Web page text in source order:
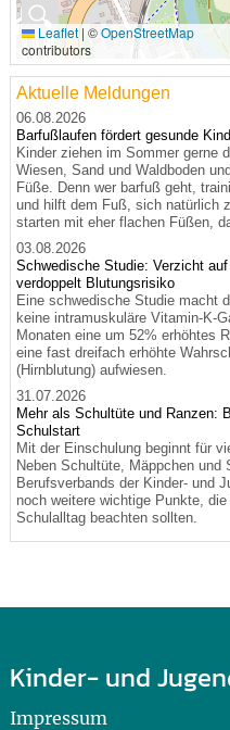
🔍
Leaflet| ©OpenStreetMap
contributors
Aktuelle Meldungen
06.08.2026
Barfußlaufen fördert gesunde
Kinder ziehen im Sommer gerne
Wiesen, Sand und Waldboden
Füße. Denn wer barfuß geht,
und hilft dem Fuß, sich natürlich
starten mit eher flachen Füßen,
03.08.2026
Schwedische Studie: Verzicht
verdoppelt Blutungsrisiko
Eine schwedische Studie macht
keine intramuskuläre Vitamin-K-
Monaten eine um 52% erhöhtes
eine fast dreifach erhöhte
(Hirnblutung) aufwiesen.
31.07.2026
Mehr als Schultüte und Ranzen:
Schulstart
Mit der Einschulung beginnt für
Neben Schultüte, Mäppchen
Berufsverbands der Kinder- und
noch weitere wichtige Punkte,
Schulalltag beachten sollten.
Kinder- und
Impressum